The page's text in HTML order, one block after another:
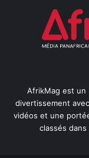
AfrikMag est un
divertissement
vidéos et une
classés